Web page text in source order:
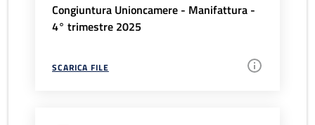
Congiuntura Unioncamere - Manifattura -
4° trimestre 2025
SCARICA FILE